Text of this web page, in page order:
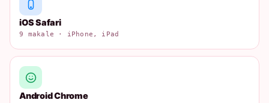
iOS Safari
9 makale · iPhone, iPad
Android Chrome